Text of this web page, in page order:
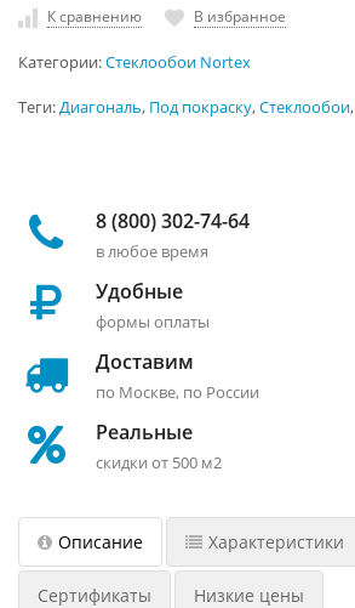
К сравнению В избранное
Категории:Стеклообои Nortex
Теги:Диагональ, Под покраску,Стеклообои,
8 (800) 302-74-64
в любое время
Удобные
формы оплаты
Доставим
по Москве, по России
Реальные
скидки от 500 м2
Описание Характеристики
Сертификаты Низкие цены